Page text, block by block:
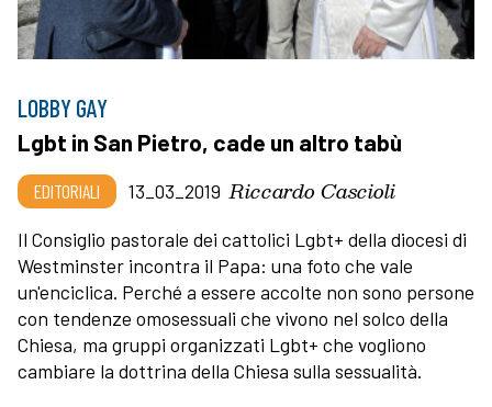
LOBBY GAY
Lgbt in San Pietro, cade un altro tabù
EDITORIALI 13_03_2019 Riccardo Cascioli
Il Consiglio pastorale dei cattolici Lgbt+ della diocesi di
Westminster incontra il Papa: una foto che vale
un'enciclica. Perché a essere accolte non sono persone
con tendenze omosessuali che vivono nel solco della
Chiesa, ma gruppi organizzati Lgbt+ che vogliono
cambiare la dottrina della Chiesa sulla sessualità.